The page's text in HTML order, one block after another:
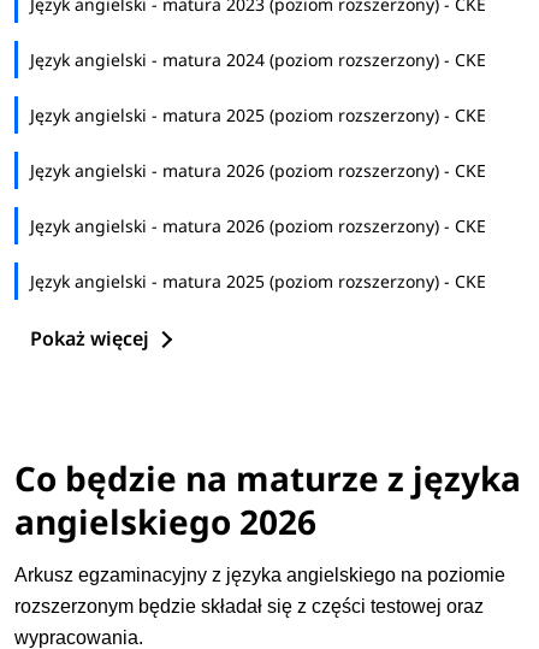
Język angielski - matura 2024 (poziom rozszerzony) - CKE
Język angielski - matura 2025 (poziom rozszerzony) - CKE
Język angielski - matura 2026 (poziom rozszerzony) - CKE
Język angielski - matura 2026 (poziom rozszerzony) - CKE
Język angielski - matura 2025 (poziom rozszerzony) - CKE
Pokaż więcej
Co będzie na maturze z języka
angielskiego 2026
Arkusz egzaminacyjny z języka angielskiego na poziomie
rozszerzonym będzie składał się z części testowej oraz
wypracowania.